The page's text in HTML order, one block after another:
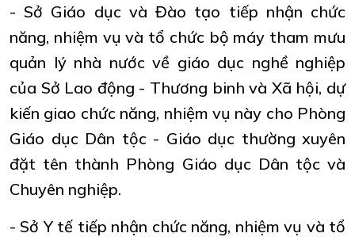
- Sở Giáo dục và Đào tạo tiếp nhận chức
năng, nhiệm vụ và tổ chức bộ máy tham mưu
quản lý nhà nước về giáo dục nghề nghiệp
của Sở Lao động - Thương binh và Xã hội, dự
kiến giao chức năng, nhiệm vụ này cho Phòng
Giáo dục Dân tộc - Giáo dục thường xuyên
đặt tên thành Phòng Giáo dục Dân tộc và
Chuyên nghiệp.
- Sở Y tế tiếp nhận chức năng, nhiệm vụ và tổ